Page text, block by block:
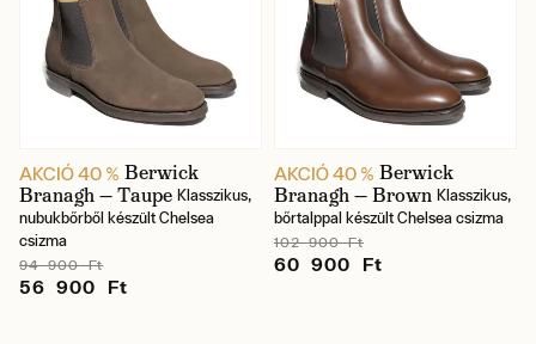
AKCIÓ 40 % Berwick
Branagh — Taupe Klasszikus,
nubukbőrből készült Chelsea
csizma
94 900 Ft
56 900 Ft
AKCIÓ 40 % Berwick
Branagh — Brown Klasszikus,
bőrtalppal készült Chelsea csizma
102 900 Ft
60 900 Ft